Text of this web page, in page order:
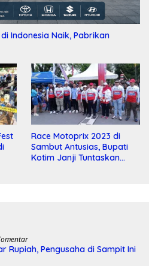
Indonesia Naik, Pabrikan
Race Motoprix 2023 di
Sambut Antusias, Bupati
Kotim Janji Tuntaskan
Rupiah, Pengusaha di Sampit Ini